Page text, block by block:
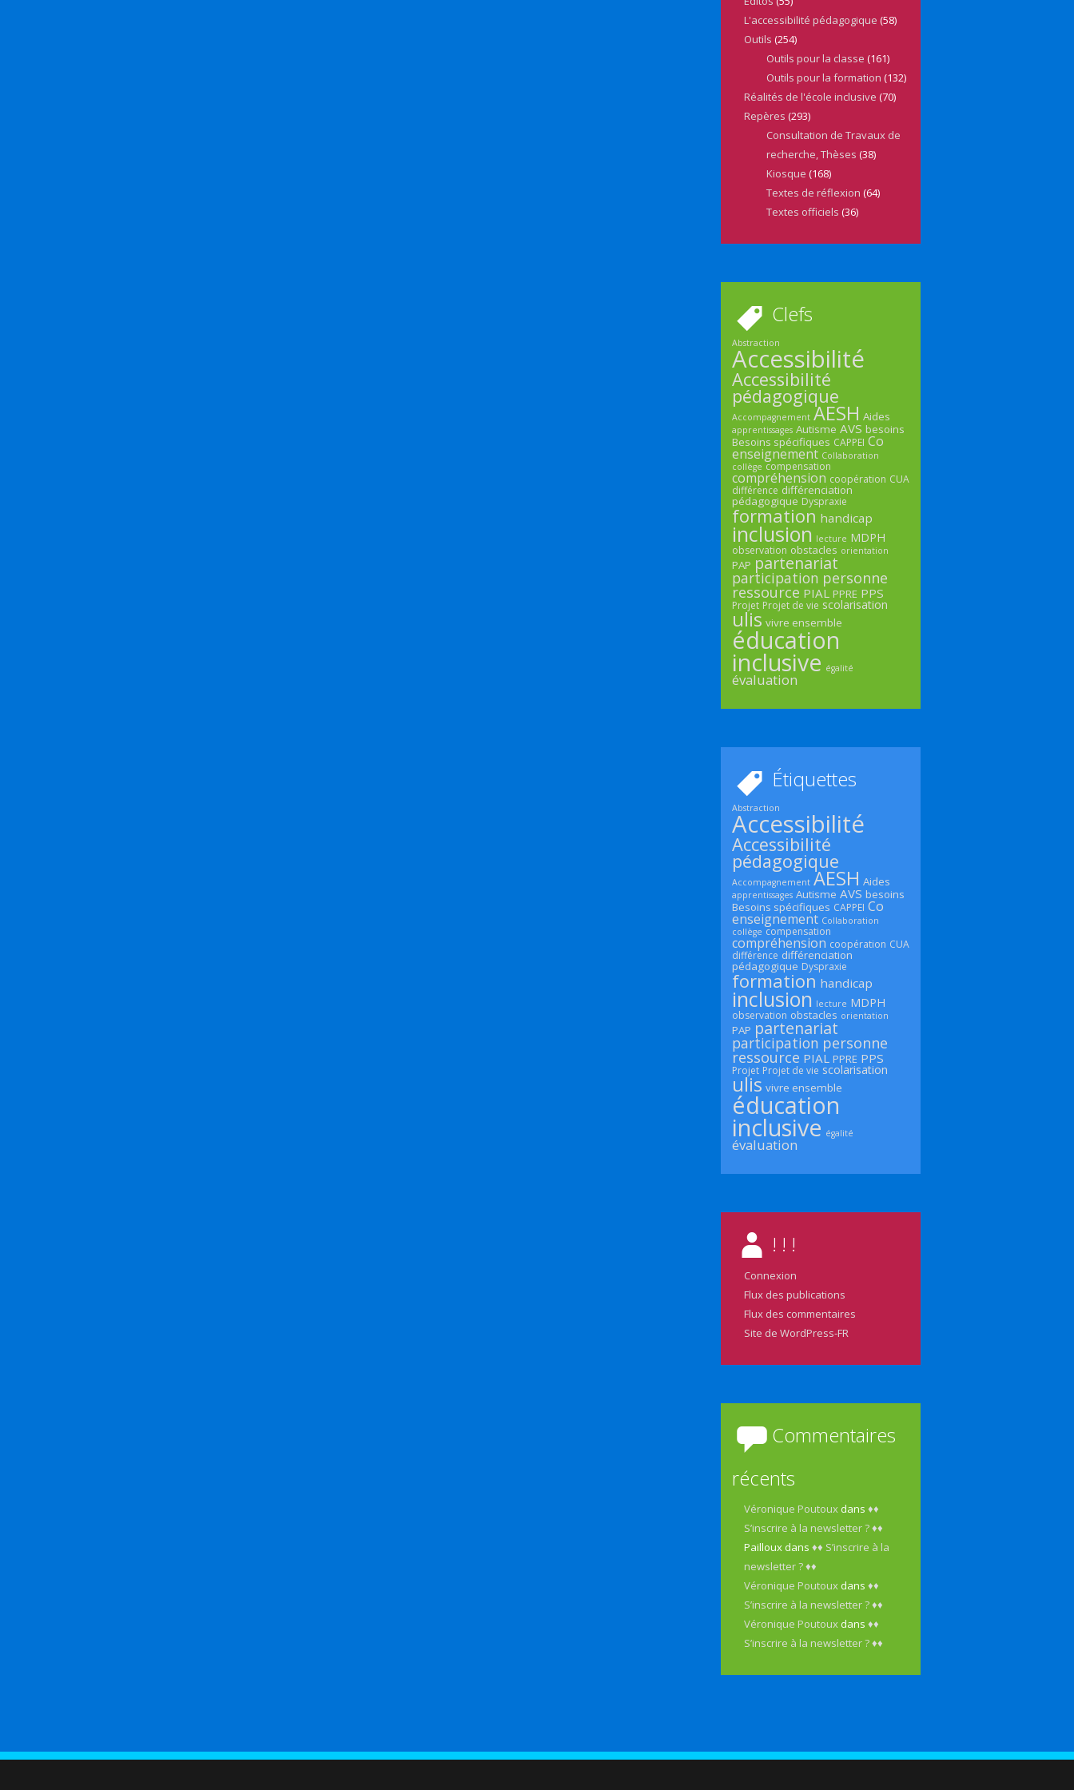
L'accessibilité pédagogique (58)
Outils (254)
Outils pour la classe (161)
Outils pour la formation (132)
Réalités de l'école inclusive (70)
Repères (293)
Consultation de Travaux de
recherche, Thèses (38)
Kiosque (168)
Textes de réflexion (64)
Textes officiels (36)
Clefs
Abstraction
Accessibilité
Accessibilité
pédagogique
Accompagnement AESH Aides
apprentissages Autisme AVS besoins
Besoins spécifiques CAPPEI Co
enseignement Collaboration
collège compensation
compréhension coopération CUA
différence différenciation
pédagogique Dyspraxie
formation handicap
inclusion lecture MDPH
observation obstacles orientation
PAP partenariat
participation personne
ressource PIAL PPRE PPS
Projet Projet de vie scolarisation
ulis vivre ensemble
éducation
inclusive égalité
évaluation
Étiquettes
Abstraction
Accessibilité
Accessibilité
pédagogique
Accompagnement AESH Aides
apprentissages Autisme AVS besoins
Besoins spécifiques CAPPEI Co
enseignement Collaboration
collège compensation
compréhension coopération CUA
différence différenciation
pédagogique Dyspraxie
formation handicap
inclusion lecture MDPH
observation obstacles orientation
PAP partenariat
participation personne
ressource PIAL PPRE PPS
Projet Projet de vie scolarisation
ulis vivre ensemble
éducation
inclusive égalité
évaluation
! ! !
Connexion
Flux des publications
Flux des commentaires
Site de WordPress-FR
Commentaires
récents
Véronique Poutoux dans♦♦
S’inscrire à la newsletter ? ♦♦
Pailloux dans♦♦ S’inscrire à la
newsletter ? ♦♦
Véronique Poutoux dans♦♦
S’inscrire à la newsletter ? ♦♦
Véronique Poutoux dans♦♦
S’inscrire à la newsletter ? ♦♦